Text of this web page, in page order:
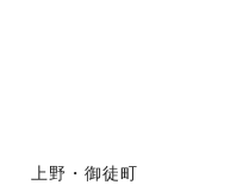
上野・御徒町